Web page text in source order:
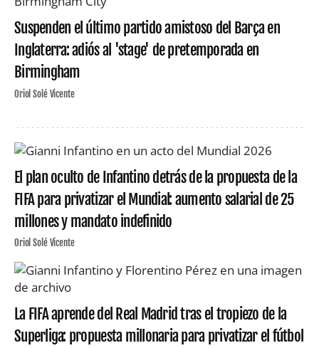
Suspenden el último partido amistoso del Barça en
Inglaterra: adiós al 'stage' de pretemporada en
Birmingham
Oriol Solé Vicente
El plan oculto de Infantino detrás de la propuesta de la
FIFA para privatizar el Mundial: aumento salarial de 25
millones y mandato indefinido
Oriol Solé Vicente
La FIFA aprende del Real Madrid tras el tropiezo de la
Superliga: propuesta millonaria para privatizar el fútbol